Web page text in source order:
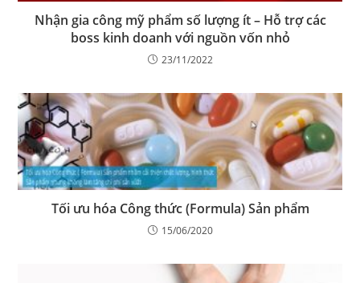
Nhận gia công mỹ phẩm số lượng ít – Hỗ trợ các
boss kinh doanh với nguồn vốn nhỏ
23/11/2022
Tối ưu hóa Công thức (Formula) Sản phẩm
15/06/2020